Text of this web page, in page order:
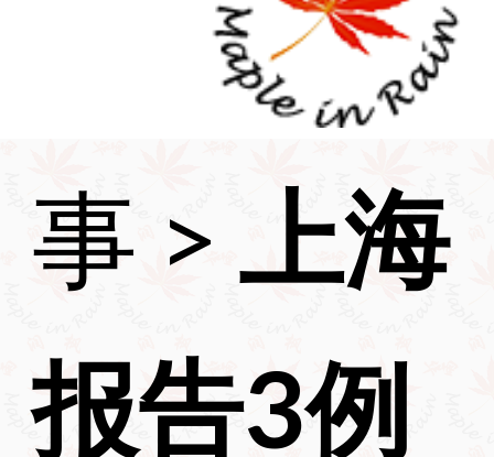
首页>时
事 > 上海
报告3例